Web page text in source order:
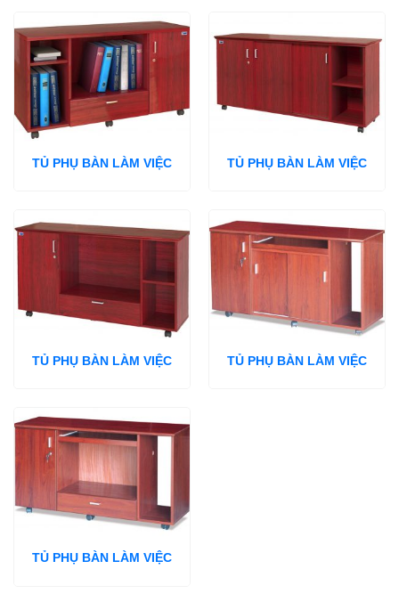
TỦ PHỤ BÀN LÀM VIỆC TỦ PHỤ BÀN LÀM VIỆC
TỦ PHỤ BÀN LÀM VIỆC TỦ PHỤ BÀN LÀM VIỆC
TỦ PHỤ BÀN LÀM VIỆC